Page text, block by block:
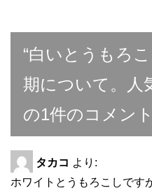
“白いとうもろ
期について。人
の1件のコメント
タカコ より:
ホワイトとうもろこしです